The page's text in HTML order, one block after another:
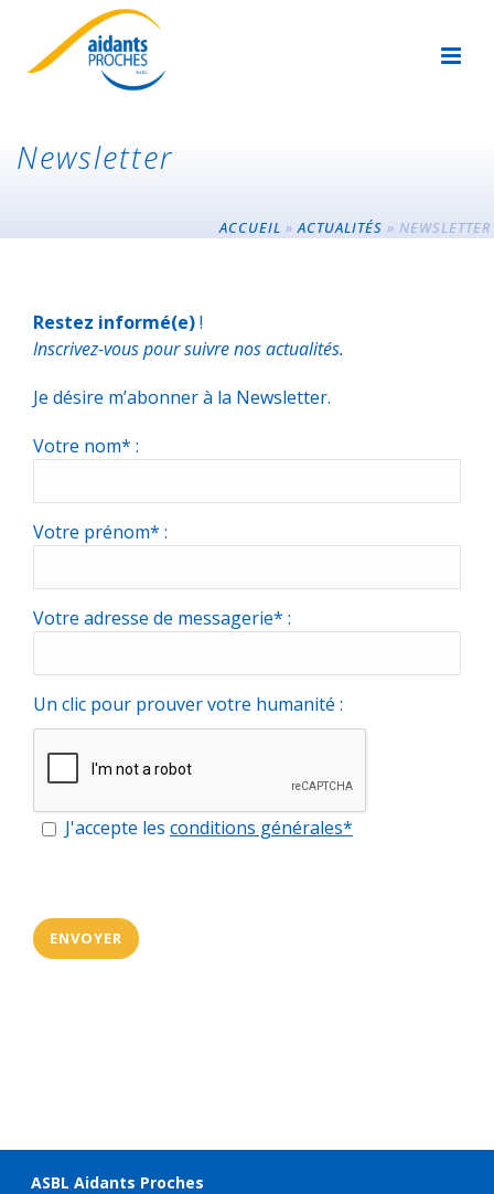
Newsletter
ACCUEIL »ACTUALITÉS » NEWSLETTER
Restez informé(e)!
Inscrivez-vous pour suivre nos actualités.
Je désire m’abonner à la Newsletter.
Votre nom* :
Votre prénom* :
Votre adresse de messagerie* :
Un clic pour prouver votre humanité :
J'accepte les conditions générales*
ASBL Aidants Proches